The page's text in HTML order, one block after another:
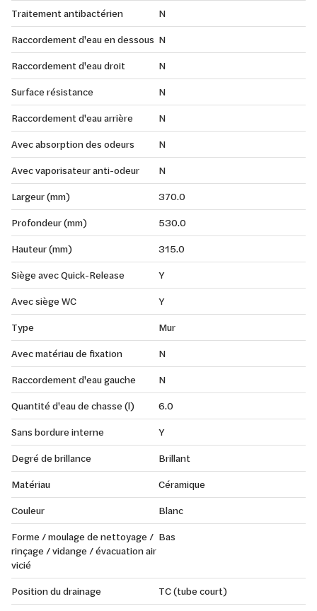
Traitement antibactérien
N
Raccordement d'eau en dessous N
Raccordement d'eau droit
N
Surface résistance
N
Raccordement d'eau arrière
N
Avec absorption des odeurs
N
Avec vaporisateur anti-odeur
N
Largeur (mm)
370.0
Profondeur (mm)
530.0
Hauteur (mm)
315.0
Siège avec Quick-Release
Y
Avec siège WC
Y
Type
Mur
Avec matériau de fixation
N
Raccordement d'eau gauche
N
Quantité d'eau de chasse (l)
6.0
Sans bordure interne
Y
Degré de brillance
Brillant
Matériau
Céramique
Couleur
Blanc
Forme / moulage de nettoyage /
rinçage / vidange / évacuation air
vicié
Bas
Position du drainage
TC (tube court)